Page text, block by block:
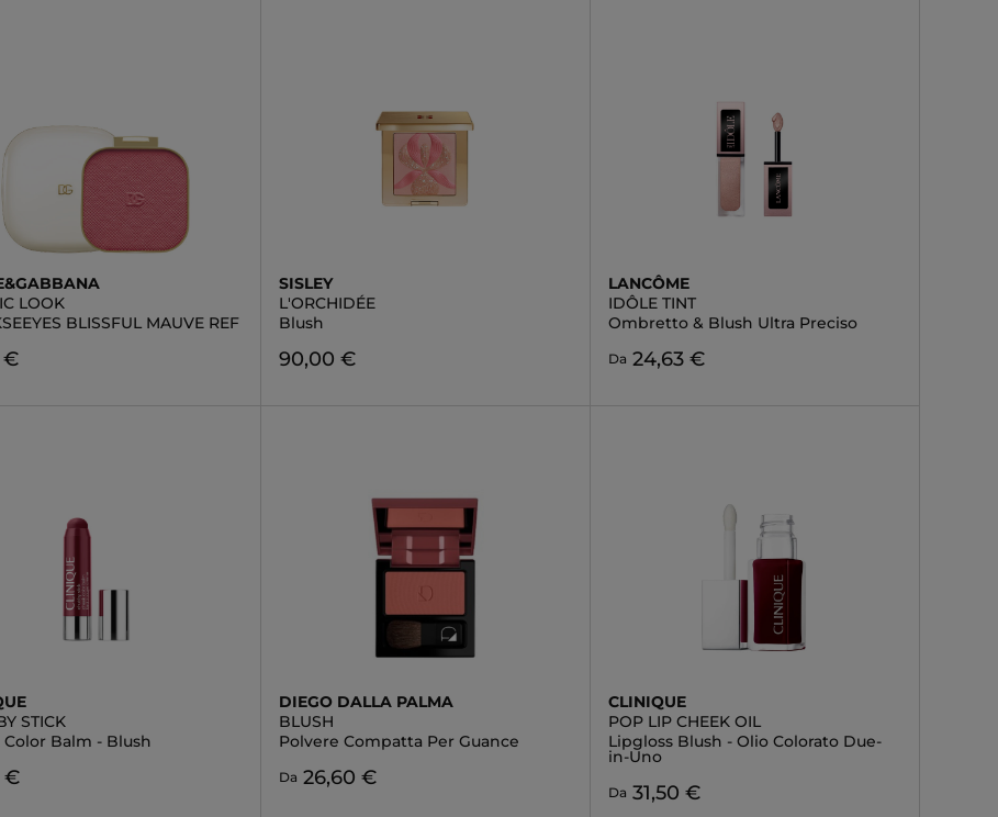
LOOK
BLISSFUL MAUVE REF
€
SISLEY
L'ORCHIDÉE
Blush
90,00 €
LANCÔME
IDÔLE TINT
Ombretto & Blush Ultra Preciso
Da 24,63 €
STICK
Balm - Blush
€
DIEGO DALLA PALMA
BLUSH
Polvere Compatta Per Guance
Da 26,60 €
CLINIQUE
POP LIP CHEEK OIL
Lipgloss Blush - Olio Colorato Due-
in-Uno
Da 31,50 €